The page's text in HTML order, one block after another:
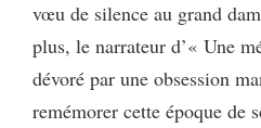
vœu de silence au grand
plus, le narrateur d’« Une
dévoré par une obsession
remémorer cette époque de